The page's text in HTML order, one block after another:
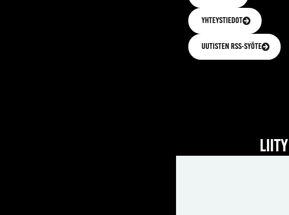
YHTEYSTIEDOT
UUTISTEN RSS-SYÖTE